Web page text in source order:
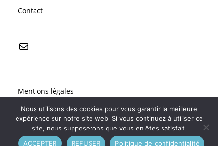
Contact
Mentions légales
Politique de confidentialité
Nous utilisons des cookies pour vous garantir la meilleure
expérience sur notre site web. Si vous continuez à utiliser ce
site, nous supposerons que vous en êtes satisfait.
ACCEPTER
REFUSER Politique de confidentialité